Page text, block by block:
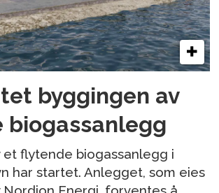
byggingen av
biogassanlegg
et flytende biogassanlegg i
har startet. Anlegget, som eies
Nordion Energi, forventes å